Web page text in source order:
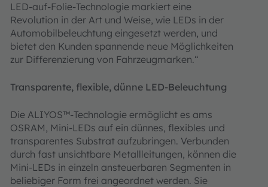
LED-auf-Folie-Technologie markiert eine
Revolution in der Art und Weise, wie LEDs in der
Automobilbeleuchtung eingesetzt werden, und
bietet den Kunden spannende neue Möglichkeiten
zur Differenzierung von Fahrzeugmarken.“
Transparente, flexible, dünne LED-Beleuchtung
Die ALIYOS™-Technologie ermöglicht es ams
OSRAM, Mini-LEDs auf ein dünnes, flexibles und
transparentes Substrat aufzubringen. Verbunden
durch fast unsichtbare Metallleitungen, können die
Mini-LEDs in einzeln ansteuerbaren Segmenten in
beliebiger Form frei angeordnet werden. Sie